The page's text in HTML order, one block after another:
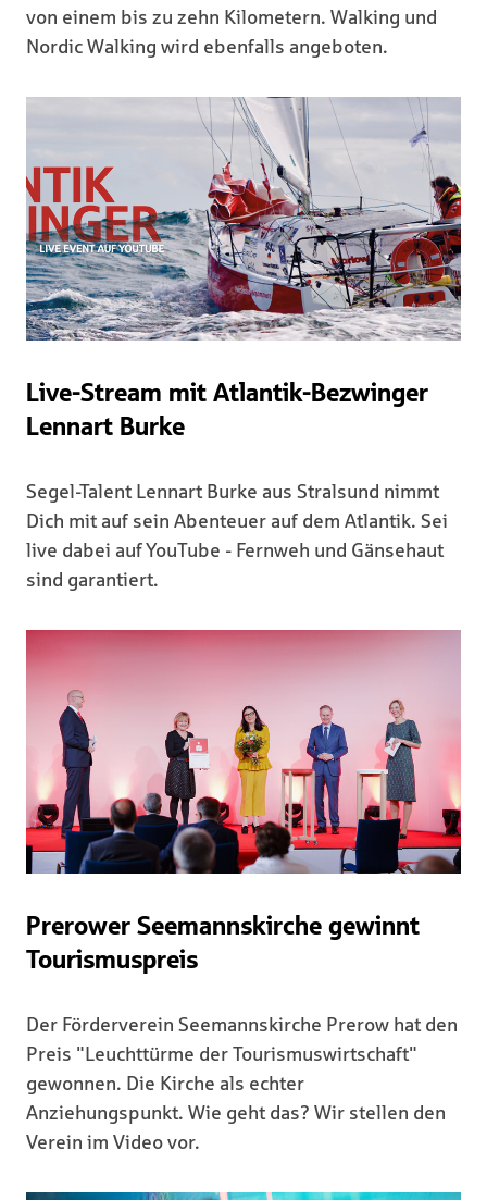
von einem bis zu zehn Kilometern. Walking und
Nordic Walking wird ebenfalls angeboten.
Live-Stream mit Atlantik-Bezwinger
Lennart Burke
Segel-Talent Lennart Burke aus Stralsund nimmt
Dich mit auf sein Abenteuer auf dem Atlantik. Sei
live dabei auf YouTube - Fernweh und Gänsehaut
sind garantiert.
Prerower Seemannskirche gewinnt
Tourismuspreis
Der Förderverein Seemannskirche Prerow hat den
Preis "Leuchttürme der Tourismuswirtschaft"
gewonnen. Die Kirche als echter
Anziehungspunkt. Wie geht das? Wir stellen den
Verein im Video vor.